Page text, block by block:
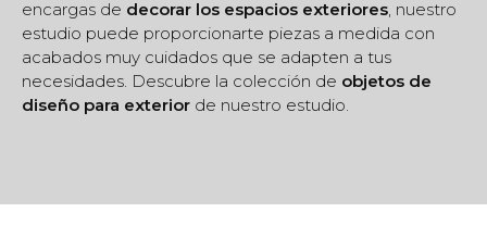
encargas de decorar los espacios exteriores, nuestro
estudio puede proporcionarte piezas a medida con
acabados muy cuidados que se adapten a tus
necesidades. Descubre la colección de objetos de
diseño para exterior de nuestro estudio.